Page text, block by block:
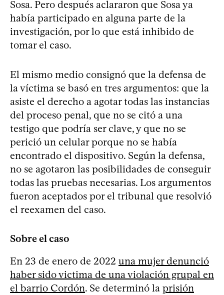
Sosa. Pero después aclararon que Sosa ya
había participado en alguna parte de la
investigación, por lo que está inhibido de
tomar el caso.
El mismo medio consignó que la defensa de
la víctima se basó en tres argumentos: que la
asiste el derecho a agotar todas las instancias
del proceso penal, que no se citó a una
testigo que podría ser clave, y que no se
perició un celular porque no se había
encontrado el dispositivo. Según la defensa,
no se agotaron las posibilidades de conseguir
todas las pruebas necesarias. Los argumentos
fueron aceptados por el tribunal que resolvió
el reexamen del caso.
Sobre el caso
En 23 de enero de 2022 una mujer denunció
haber sido victima de una violación grupal en
el barrio Cordón. Se determinó la prisión